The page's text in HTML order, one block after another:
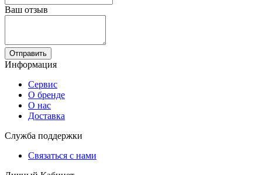
Ваш отзыв
Отправить
Информация
Сервис
О бренде
О нас
Доставка
Служба поддержки
Связаться с нами